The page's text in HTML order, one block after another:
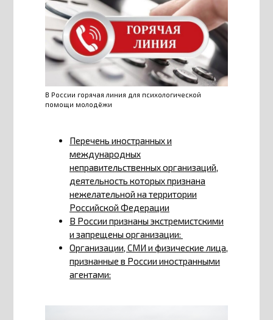
В России горячая линия для психологической
помощи молодёжи
Перечень иностранных и
международных
неправительственных организаций,
деятельность которых признана
нежелательной на территории
Российской Федерации
В России признаны экстремистскими
и запрещены организации:
Организации, СМИ и физические лица,
признанные в России иностранными
агентами: